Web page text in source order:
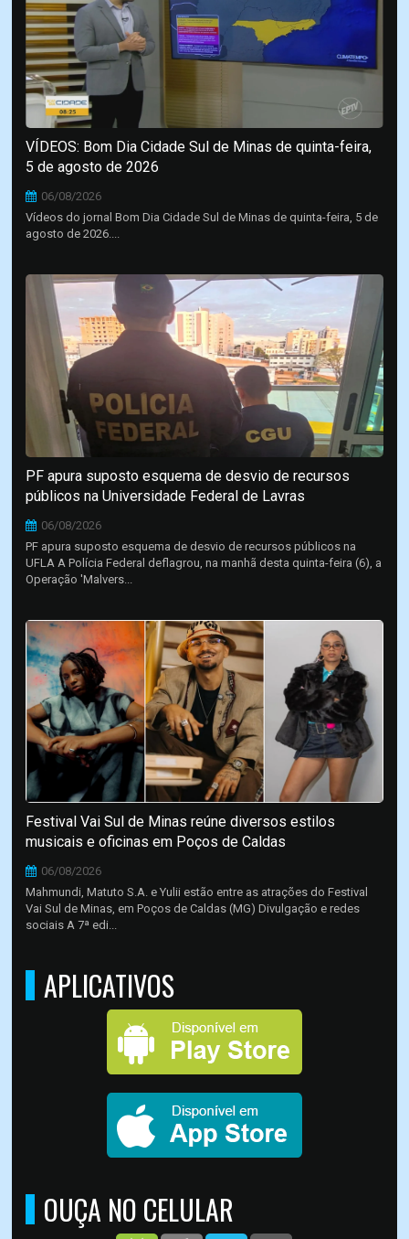
VÍDEOS: Bom Dia Cidade Sul de Minas de quinta-feira,
5 de agosto de 2026
06/08/2026
Vídeos do jornal Bom Dia Cidade Sul de Minas de quinta-feira, 5 de
agosto de 2026....
PF apura suposto esquema de desvio de recursos
públicos na Universidade Federal de Lavras
06/08/2026
PF apura suposto esquema de desvio de recursos públicos na
UFLA A Polícia Federal deflagrou, na manhã desta quinta-feira (6), a
Operação 'Malvers...
Festival Vai Sul de Minas reúne diversos estilos
musicais e oficinas em Poços de Caldas
06/08/2026
Mahmundi, Matuto S.A. e Yulii estão entre as atrações do Festival
Vai Sul de Minas, em Poços de Caldas (MG) Divulgação e redes
sociais A 7ª edi...
APLICATIVOS
OUÇA NO CELULAR